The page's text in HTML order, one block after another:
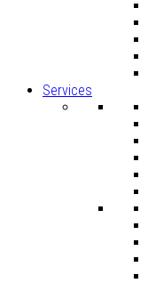
Services